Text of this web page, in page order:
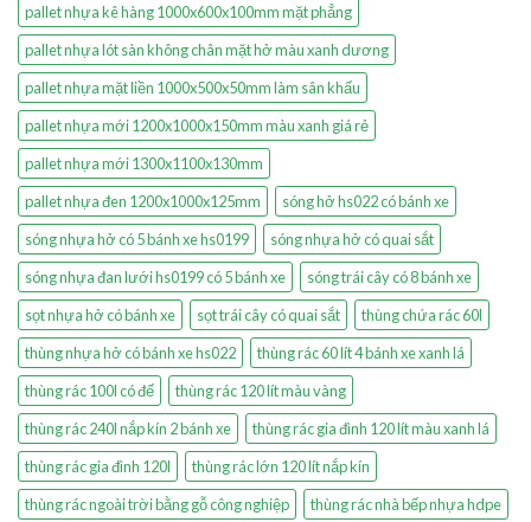
pallet nhựa kê hàng 1000x600x100mm mặt phẳng
pallet nhựa lót sàn không chân mặt hở màu xanh dương
pallet nhựa mặt liền 1000x500x50mm làm sân khấu
pallet nhựa mới 1200x1000x150mm màu xanh giá rẻ
pallet nhựa mới 1300x1100x130mm
pallet nhựa đen 1200x1000x125mm
sóng hở hs022 có bánh xe
sóng nhựa hở có 5 bánh xe hs0199
sóng nhựa hở có quai sắt
sóng nhựa đan lưới hs0199 có 5 bánh xe
sóng trái cây có 8 bánh xe
sọt nhựa hở có bánh xe
sọt trái cây có quai sắt
thùng chứa rác 60l
thùng nhựa hở có bánh xe hs022
thùng rác 60 lít 4 bánh xe xanh lá
thùng rác 100l có đế
thùng rác 120 lít màu vàng
thùng rác 240l nắp kín 2 bánh xe
thùng rác gia đình 120 lít màu xanh lá
thùng rác gia đình 120l
thùng rác lớn 120 lít nắp kín
thùng rác ngoài trời bằng gỗ công nghiệp
thùng rác nhà bếp nhựa hdpe